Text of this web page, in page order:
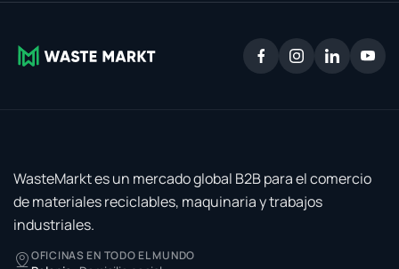
WasteMarkt es un mercado global B2B para el comercio
de materiales reciclables, maquinaria y trabajos
industriales.
OFICINAS EN TODO EL MUNDO